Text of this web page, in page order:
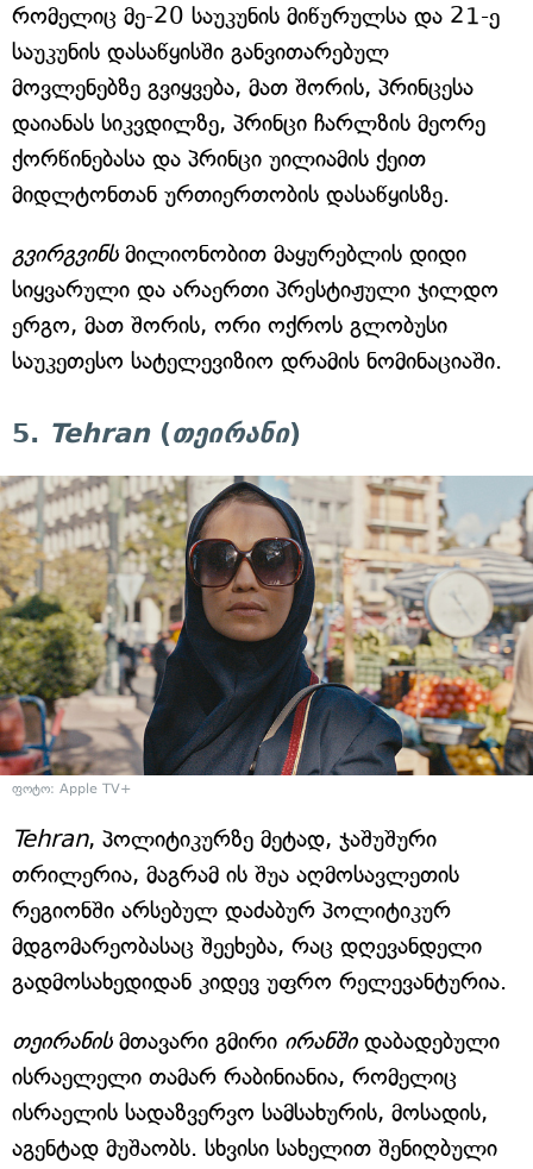
რომელიც მე-20 საუკუნის მიწურულსა და 21-ე
საუკუნის დასაწყისში განვითარებულ
მოვლენებზე გვიყვება, მათ შორის, პრინცესა
დაიანას სიკვდილზე, პრინცი ჩარლზის მეორე
ქორწინებასა და პრინცი უილიამის ქეით
მიდლტონთან ურთიერთობის დასაწყისზე.
გვირგვინსმილიონობით მაყურებლის დიდი
სიყვარული და არაერთი პრესტიჟული ჯილდო
ერგო, მათ შორის, ორი ოქროს გლობუსი
საუკეთესო სატელევიზიო დრამის ნომინაციაში.
5. Tehran(თეირანი)
ფოტო: Apple TV+
Tehran, პოლიტიკურზე მეტად, ჯაშუშური
თრილერია, მაგრამ ის შუა აღმოსავლეთის
რეგიონში არსებულ დაძაბურ პოლიტიკურ
მდგომარეობასაც შეეხება, რაც დღევანდელი
გადმოსახედიდან კიდევ უფრო რელევანტურია.
თეირანისმთავარი გმირი ირანშიდაბადებული
ისრაელელი თამარ რაბინიანია, რომელიც
ისრაელის სადაზვერვო სამსახურის, მოსადის,
აგენტად მუშაობს. სხვისი სახელით შენიღბული